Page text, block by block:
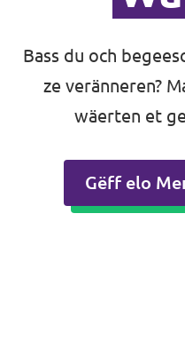
Bass du och
ze veränneren?
wäerten et
Gëff elo